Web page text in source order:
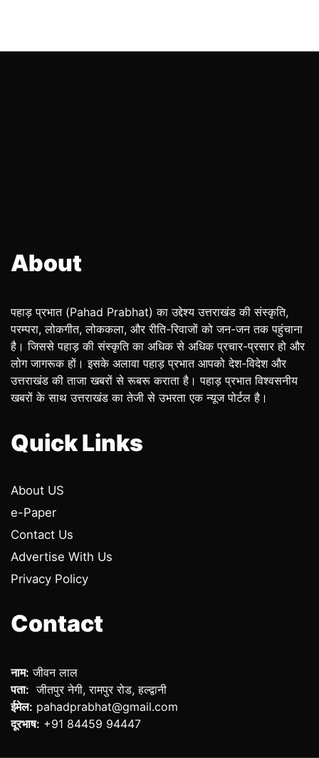
About
पहाड़ प्रभात (Pahad Prabhat) का उद्देश्य उत्तराखंड की संस्कृति,
परम्परा, लोकगीत, लोककला, और रीति-रिवाजों को जन-जन तक पहुंचाना
है। जिससे पहाड़ की संस्कृति का अधिक से अधिक प्रचार-प्रसार हो और
लोग जागरूक हों। इसके अलावा पहाड़ प्रभात आपको देश-विदेश और
उत्तराखंड की ताजा खबरों से रूबरू कराता है। पहाड़ प्रभात विश्वसनीय
खबरों के साथ उत्तराखंड का तेजी से उभरता एक न्यूज पोर्टल है।
Quick Links
About US
e-Paper
Contact Us
Advertise With Us
Privacy Policy
Contact
नाम: जीवन लाल
पता: जीतपुर नेगी, रामपुर रोड, हल्द्वानी
ईमेल: pahadprabhat@gmail.com
दूरभाष: +91 84459 94447